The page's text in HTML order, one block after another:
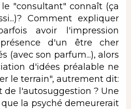
"consultant" connaît (ça
Comment expliquer
avoir l'impression
d'un être cher
(avec son parfum...), alors
d'idées préalable ne
le terrain", autrement dit:
de l'autosuggestion ? Une
la psyché demeurerait